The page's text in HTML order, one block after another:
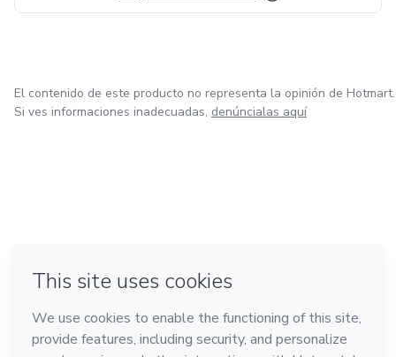
El contenido de este producto no representa la opinión de Hotmart.
Si ves informaciones inadecuadas, denúncialas aquí
Hecho con❤ en Ciudad de México